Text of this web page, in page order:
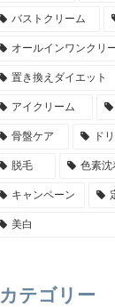
バストクリーム
オールインワンクリ
置き換えダイエット
アイクリーム
骨盤ケア ド
脱毛 色素沈
キャンペーン
美白
カテゴリー